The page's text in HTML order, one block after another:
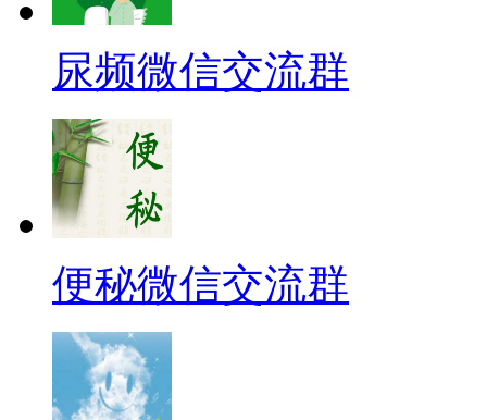
尿频微信交流群
便秘微信交流群